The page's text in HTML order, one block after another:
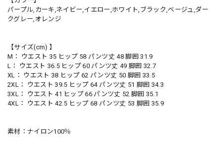
パープル,カーキ,ネイビー,イエロー,ホワイト,ブラック,ベージュ,ダー
クグレー,オレンジ
【サイズ(cm) 】
M： ウエスト 35 ヒップ 58 パンツ丈 48 脚囲 31.9
L： ウエスト 36.5 ヒップ 60 パンツ丈 49 脚囲 32.7
XL： ウエスト 38 ヒップ 62 パンツ丈 50 脚囲 33.5
2XL： ウエスト 39.5 ヒップ 64 パンツ丈 51 脚囲 34.3
3XL： ウエスト 41 ヒップ 66 パンツ丈 52 脚囲 35.1
4XL： ウエスト 42.5 ヒップ 68 パンツ丈 53 脚囲 35.9
素材：ナイロン100％